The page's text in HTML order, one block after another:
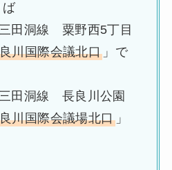
田洞線 粟野西5丁目
川国際会議北口 」で
田洞線 長良川公園
川国際会議場北口」